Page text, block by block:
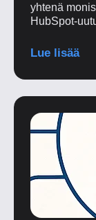
yhtenä
HubSpot-
Lue lisää